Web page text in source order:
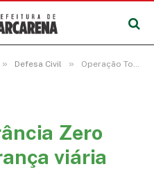
» Defesa Civil » Operação Tolerância Zero reforça a segurança viária em Barcarena
Zero
viária